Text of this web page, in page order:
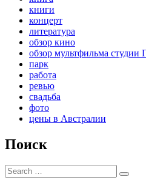
книги
концерт
литература
обзор кино
обзор мультфильма студии
парк
работа
ревью
свадьба
фото
цены в Австралии
Поиск
Search
for:
Search